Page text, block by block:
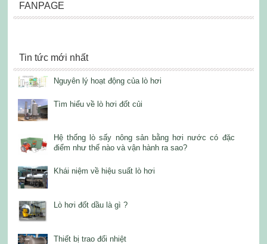
FANPAGE
Tin tức mới nhất
Nguyên lý hoạt động của lò hơi
Tìm hiểu về lò hơi đốt củi
Hệ thống lò sấy nông sản bằng hơi nước có đặc
điểm như thế nào và vận hành ra sao?
Khái niệm về hiệu suất lò hơi
Lò hơi đốt dầu là gì ?
Thiết bị trao đổi nhiệt